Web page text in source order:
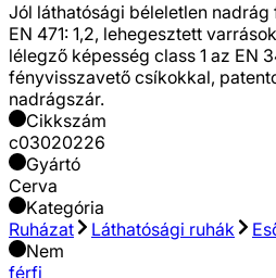
Jól láthatósági béleletlen
EN 471: 1,2, lehegesztett
lélegző képesség class 1 az EN
fényvisszavető csíkokkal,
nadrágszár.
Cikkszám
c03020226
Gyártó
Cerva
Kategória
Ruházat
Láthatósági ruhák
Nem
férfi